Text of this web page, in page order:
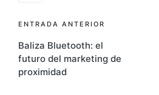
Navegación
de
entradas
ENTRADA ANTERIOR
Baliza Bluetooth: el
futuro del marketing de
proximidad